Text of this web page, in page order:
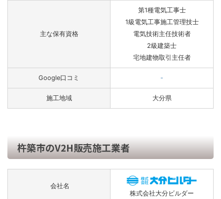
主な保有資格
第1種電気工事士
1級電気工事施工管理技士
電気技術主任技術者
2級建築士
宅地建物取引主任者
Google口コミ -
施工地域 大分県
杵築市のV2H販売施工業者
会社名
株式会社大分ビルダー